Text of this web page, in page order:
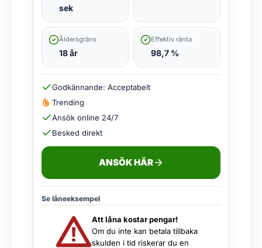
sek
Åldersgräns
18 år
Effektiv ränta
98,7 %
Godkännande: Acceptabelt
Trending
Ansök online 24/7
Besked direkt
ANSÖK HÄR
Se låneeksempel
Att låna kostar pengar!
Om du inte kan betala tillbaka
skulden i tid riskerar du en